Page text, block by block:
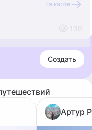
На карте
130
Создать
Артур